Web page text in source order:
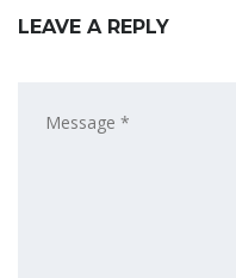
LEAVE A REPLY